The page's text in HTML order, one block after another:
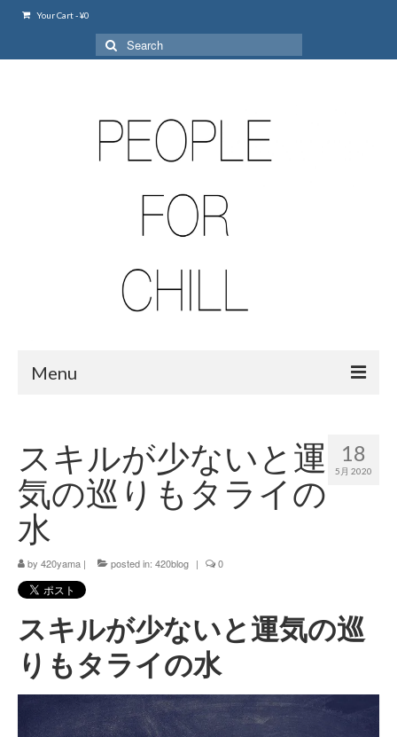
Your Cart-¥0
Search
for:
Menu
420 shibuya_info
420 shibuya_access
420 shibuya_shop
Instagram:420shibuya_official
About:FOUR TWENTY SHIBUYA
YouTube:420shibuya
420 Blog Full
www.h4wp.com
18
5月 2020
スキルが少ないと運
気の巡りもタライの
水
by 420yama | posted in: 420blog | 0
スキルが少ないと運気の巡
りもタライの水